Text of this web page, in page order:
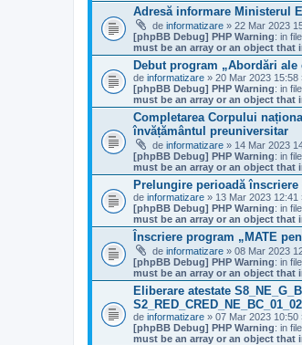
Adresă informare Ministerul
de informatizare » 22 Mar 2023
[phpBB Debug] PHP Warning: in file
must be an array or an object that
Debut program „Abordări
de informatizare » 20 Mar 2023 15:58
[phpBB Debug] PHP Warning: in file
must be an array or an object that
Completarea Corpului
învățământul preuniversitar
de informatizare » 14 Mar 2023
[phpBB Debug] PHP Warning: in file
must be an array or an object that
Prelungire perioadă
de informatizare » 13 Mar 2023 12:41
[phpBB Debug] PHP Warning: in file
must be an array or an object that
Înscriere program „MATE
de informatizare » 08 Mar 2023
[phpBB Debug] PHP Warning: in file
must be an array or an object that
Eliberare atestate
S2_RED_CRED_NE_BC_01_02
de informatizare » 07 Mar 2023 10:50
[phpBB Debug] PHP Warning: in file
must be an array or an object that